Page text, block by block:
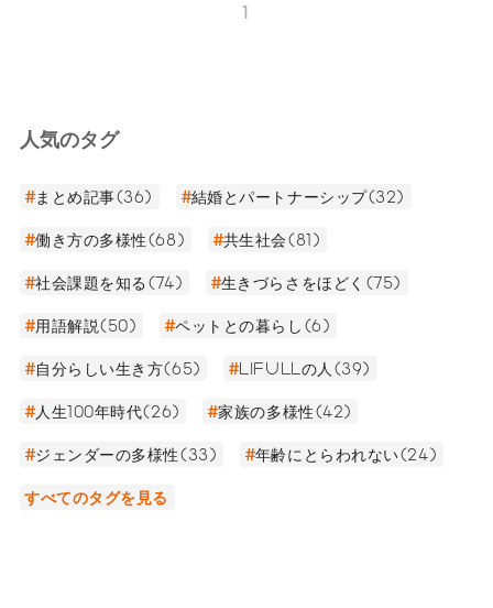
1
人気のタグ
まとめ記事(36) 結婚とパートナーシップ(32)
働き方の多様性(68) 共生社会(81)
社会課題を知る(74) 生きづらさをほどく(75)
用語解説(50) ペットとの暮らし(6)
自分らしい生き方(65) LIFULLの人(39)
人生100年時代(26) 家族の多様性(42)
ジェンダーの多様性(33) 年齢にとらわれない(24)
すべてのタグを見る